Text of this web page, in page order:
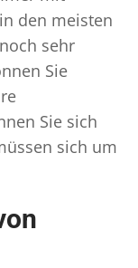
den meisten
sehr
Sie
Sie sich
sich um